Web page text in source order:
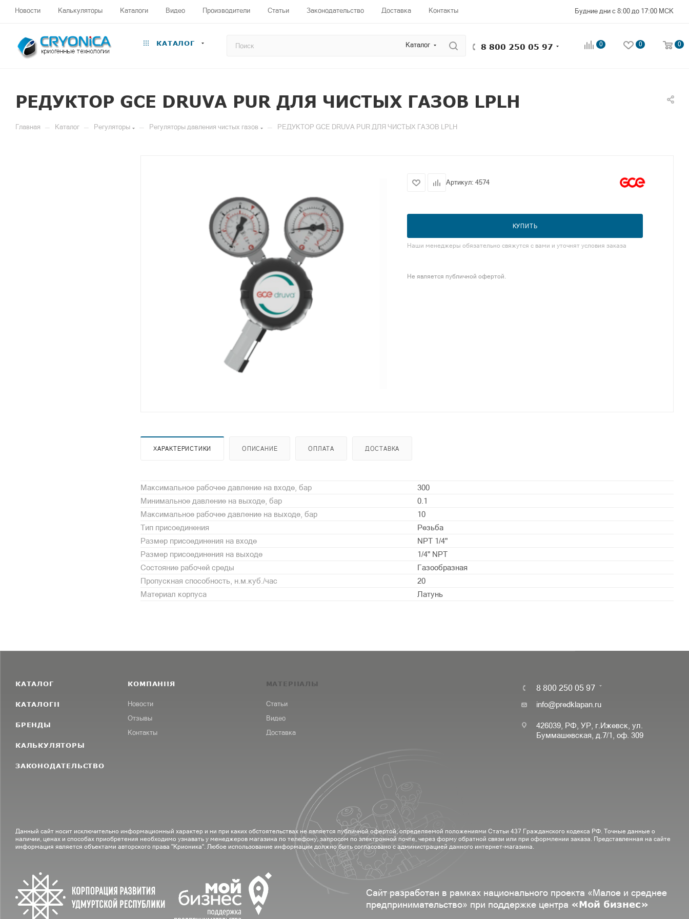
Новости Калькуляторы Каталоги Видео Производители Статьи Законодательство Доставка Контакты Будние дни с 8:00 до 17:00 МСК
КАТАЛОГ Каталог 8 800 250 05 97 0 0 0
РЕДУКТОР GCE DRUVA PUR ДЛЯ ЧИСТЫХ ГАЗОВ LPLH
Главная — Каталог — Регуляторы — Регуляторы давления чистых газов — РЕДУКТОР GCE DRUVA PUR ДЛЯ ЧИСТЫХ ГАЗОВ LPLH
Артикул: 4574
КУПИТЬ
Наши менеджеры обязательно свяжутся с вами и уточнят условия заказа
Не является публичной офертой.
ХАРАКТЕРИСТИКИ ОПИСАНИЕ ОПЛАТА ДОСТАВКА
Максимальное рабочее давление на входе, бар
300
Минимальное давление на выходе, бар
0.1
Максимальное рабочее давление на выходе, бар
10
Тип присоединения
Резьба
Размер присоединения на входе
NPT 1/4"
Размер присоединения на выходе
1/4" NPT
Состояние рабочей среды
Газообразная
Пропускная способность, н.м.куб./час
20
Материал корпуса
Латунь
КАТАЛОГ
КАТАЛОГИ
БРЕНДЫ
КАЛЬКУЛЯТОРЫ
ЗАКОНОДАТЕЛЬСТВО
КОМПАНИЯ
Новости
Отзывы
Контакты
МАТЕРИАЛЫ
Статьи
Видео
Доставка
8 800 250 05 97
info@predklapan.ru
426039, РФ, УР, г.Ижевск, ул.
Буммашевская, д.7/1, оф. 309
Данный сайт носит исключительно информационный характер и ни при каких обстоятельствах не является публичной офертой, определяемой положениями Статьи 437 Гражданского кодекса РФ. Точные данные о
наличии, ценах и способах приобретения необходимо узнавать у менеджеров магазина по телефону, запросом по электронной почте, через форму обратной связи или при оформлении заказа. Представленная на сайте
информация является объектами авторского права "Крионика". Любое использование информации должно быть согласовано с администрацией данного интернет-магазина.
Сайт разработан в рамках национального проекта «Малое и среднее
предпринимательство» при поддержке центра «Мой бизнес»